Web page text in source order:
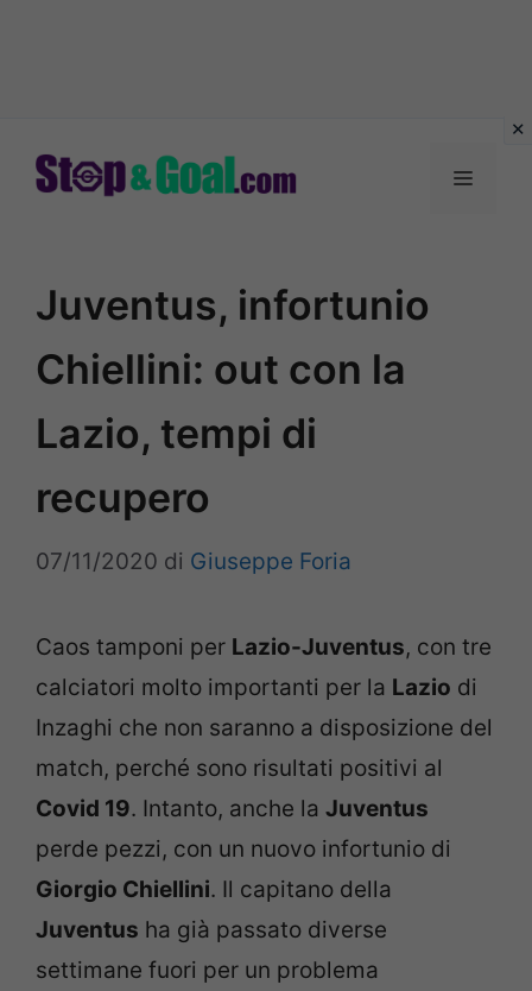
Menu
Juventus, infortunio
Chiellini: out con la
Lazio, tempi di
recupero
07/11/2020 di Giuseppe Foria
Caos tamponi per Lazio-Juventus, con tre
calciatori molto importanti per la Lazio di
Inzaghi che non saranno a disposizione del
match, perché sono risultati positivi al
Covid 19. Intanto, anche la Juventus
perde pezzi, con un nuovo infortunio di
Giorgio Chiellini. Il capitano della
Juventus ha già passato diverse
settimane fuori per un problema